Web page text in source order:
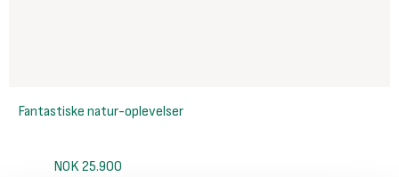
Fantastiske natur-oplevelser
NOK 25.900